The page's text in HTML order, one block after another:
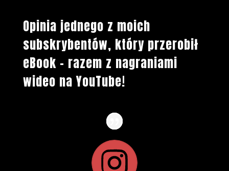
Opinia jednego z moich
subskrybentów, który przerobił
eBook - razem z nagraniami
wideo na YouTube!